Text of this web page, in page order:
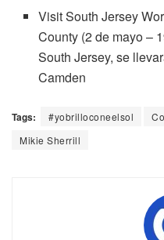
Visit South Jersey
County (2 de mayo –
South Jersey, se
Camden
Tags: #yobrilloconeelsol
Mikie Sherrill